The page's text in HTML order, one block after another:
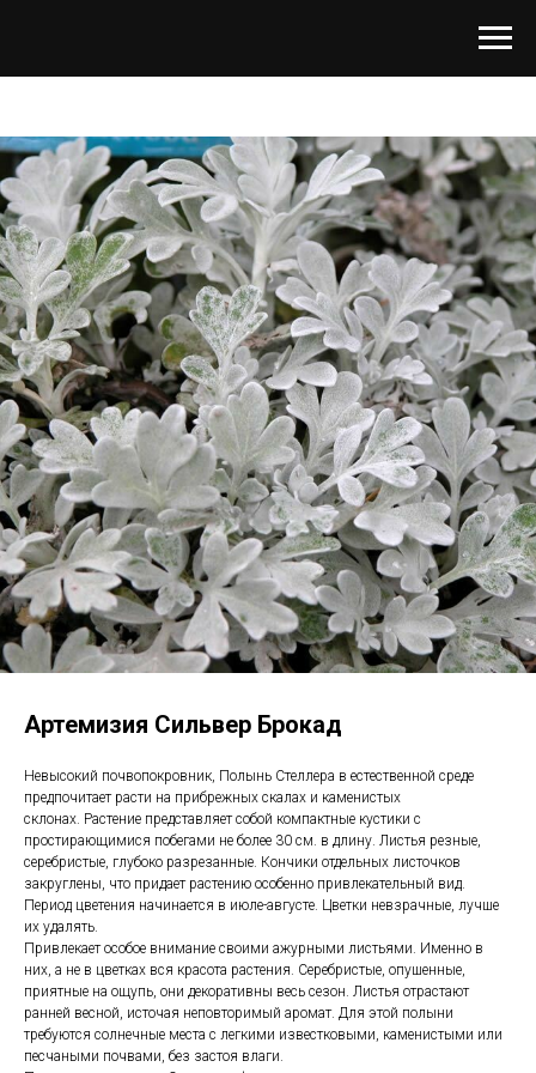
Артемизия Сильвер Брокад
Невысокий почвопокровник, Полынь Стеллера в естественной среде
предпочитает расти на прибрежных скалах и каменистых
склонах. Растение представляет собой компактные кустики с
простирающимися побегами не более 30 см. в длину. Листья резные,
серебристые, глубоко разрезанные. Кончики отдельных листочков
закруглены, что придает растению особенно привлекательный вид.
Период цветения начинается в июле-августе. Цветки невзрачные, лучше
их удалять.
Привлекает особое внимание своими ажурными листьями. Именно в
них, а не в цветках вся красота растения. Серебристые, опушенные,
приятные на ощупь, они декоративны весь сезон. Листья отрастают
ранней весной, источая неповторимый аромат. Для этой полыни
требуются солнечные места с легкими известковыми, каменистыми или
песчаными почвами, без застоя влаги.